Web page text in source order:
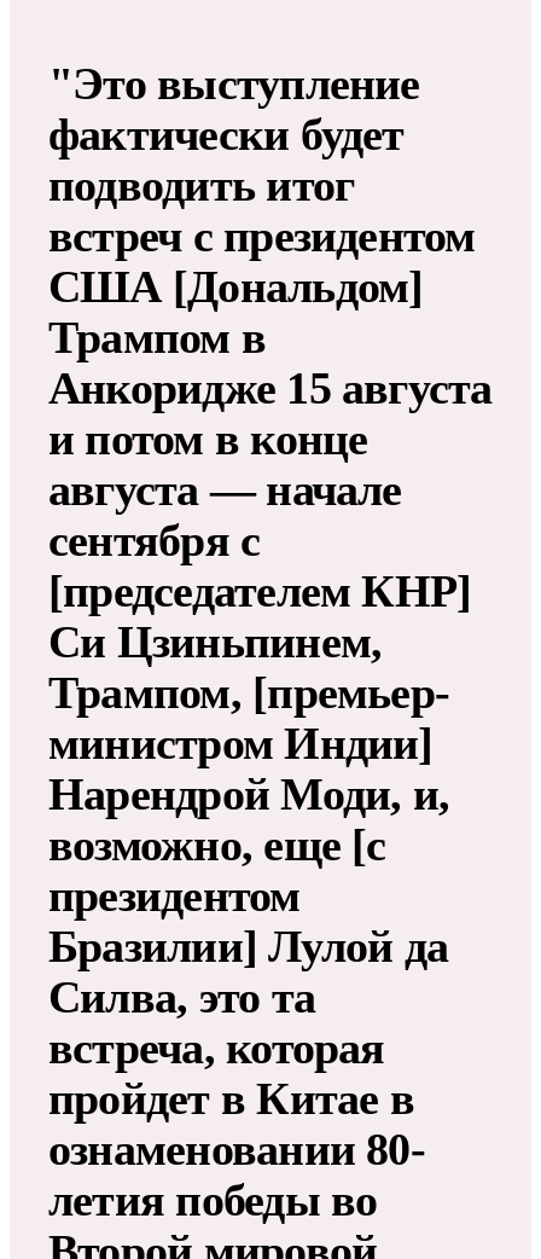
"Это выступление
фактически будет
подводить итог
встреч с президентом
США [Дональдом]
Трампом в
Анкоридже 15 августа
и потом в конце
августа — начале
сентября с
[председателем КНР]
Си Цзиньпинем,
Трампом, [премьер-
министром Индии]
Нарендрой Моди, и,
возможно, еще [с
президентом
Бразилии] Лулой да
Силва, это та
встреча, которая
пройдет в Китае в
ознаменовании 80-
летия победы во